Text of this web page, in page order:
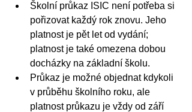
Školní průkaz ISIC není potřeba si
pořizovat každý rok znovu. Jeho
platnost je pět let od vydání;
platnost je také omezena dobou
docházky na základní školu.
Průkaz je možné objednat kdykoli
v průběhu školního roku, ale
platnost průkazu je vždy od září